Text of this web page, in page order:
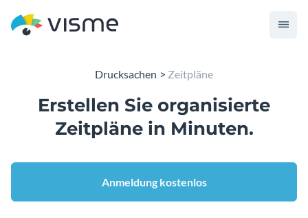
Drucksachen Zeitpläne
Erstellen Sie organisierte
Zeitplänein Minuten.
Anmeldung kostenlos